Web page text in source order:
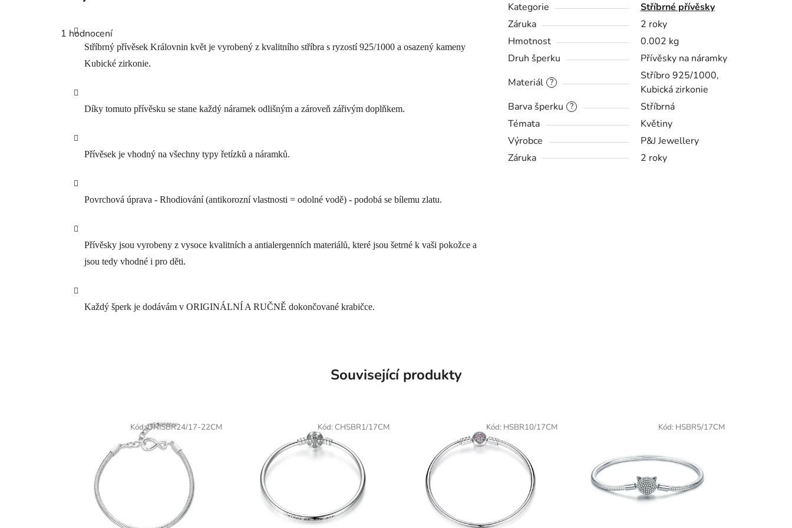
hodnocení
produktu
1 hodnocení
Stříbrný přívěsek Královnin květ je vyrobený z kvalitního stříbra s ryzostí 925/1000 a osazený kameny
Kubické zirkonie.
Díky tomuto přívěsku se stane každý náramek odlišným a zároveň zářivým doplňkem.
Přívěsek je vhodný na všechny typy řetízků a náramků.
Povrchová úprava - Rhodiování (antikorozní vlastnosti = odolné vodě) - podobá se bílemu zlatu.
Přívěsky jsou vyrobeny z vysoce kvalitních a antialergenních materiálů, které jsou šetrné k vaši pokožce a
jsou tedy vhodné i pro děti.
Každý šperk je dodávám v ORIGINÁLNÍ A RUČNĚ dokončované krabičce.
Kategorie
Stříbrné přívěsky
Záruka
2 roky
Hmotnost
0.002 kg
Druh šperku
Přívěsky na náramky
?
Materiál
Stříbro 925/1000,
Kubická zirkonie
?
Barva šperku
Stříbrná
Témata
Květiny
Výrobce
P&J Jewellery
Záruka
2 roky
Související produkty
Kód:UNISBR24/17-22CM Kód: CHSBR1/17CM Kód: HSBR10/17CM Kód: HSBR5/17CM